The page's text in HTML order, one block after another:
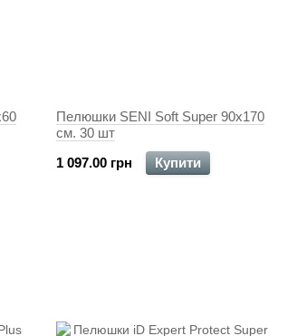
Пелюшки SENI Soft Super 90x170
см. 30 шт
1 097.00 грн
Купити